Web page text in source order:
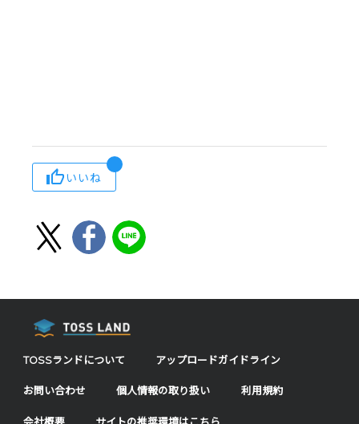
いいね
TOSSランドについて アップロードガイドライン
お問い合わせ 個人情報の取り扱い 利用規約